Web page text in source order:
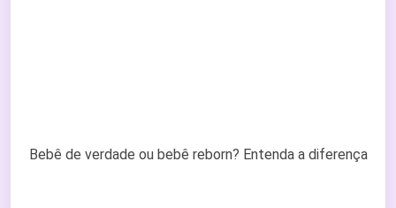
Bebê de verdade ou bebê reborn? Entenda a diferença